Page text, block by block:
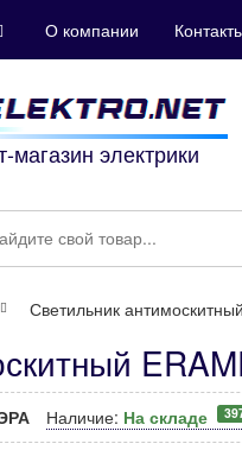
О компании
магазин электрики
Светильник
Наличие: На складе